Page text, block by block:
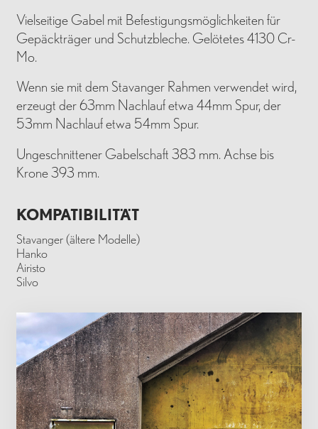
Vielseitige Gabel mit Befestigungsmöglichkeiten für
Gepäckträger und Schutzbleche. Gelötetes 4130 Cr-
Mo.
Wenn sie mit dem Stavanger Rahmen verwendet wird,
erzeugt der 63mm Nachlauf etwa 44mm Spur, der
53mm Nachlauf etwa 54mm Spur.
Ungeschnittener Gabelschaft 383 mm. Achse bis
Krone 393 mm.
KOMPATIBILITÄT
Stavanger (ältere Modelle)
Hanko
Airisto
Silvo